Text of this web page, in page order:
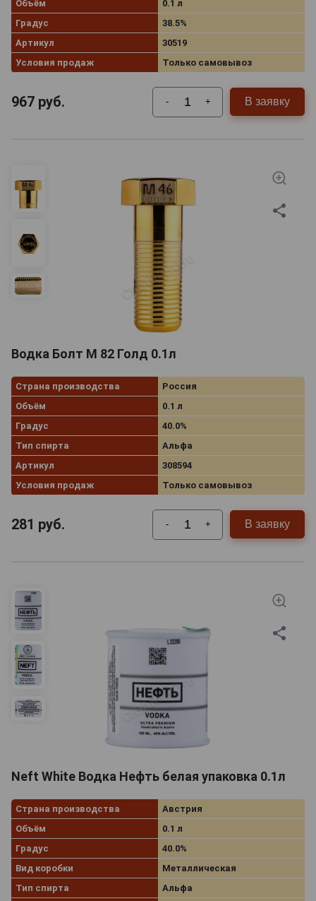
Объём
0.1 л
Градус
38.5%
Артикул
30519
Условия продаж
Только самовывоз
967 руб. - + В заявку
Водка Болт М 82 Голд 0.1л
Страна производства
Россия
Объём
0.1 л
Градус
40.0%
Тип спирта
Альфа
Артикул
308594
Условия продаж
Только самовывоз
281 руб. - + В заявку
Neft White Водка Нефть белая упаковка 0.1л
Страна производства
Австрия
Объём
0.1 л
Градус
40.0%
Вид коробки
Металлическая
Тип спирта
Альфа